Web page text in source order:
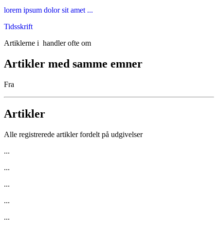
lorem ipsum dolor sit amet ...
Tidsskrift
Artiklerne i handler ofte om
Artikler med samme emner
Fra
Artikler
Alle registrerede artikler fordelt på udgivelser
...
...
...
...
...